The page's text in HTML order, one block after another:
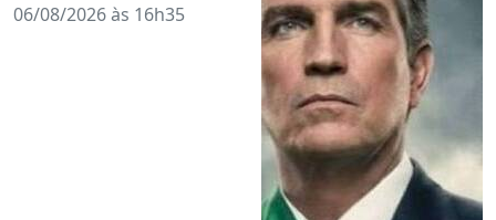
06/08/2026 às 16h35